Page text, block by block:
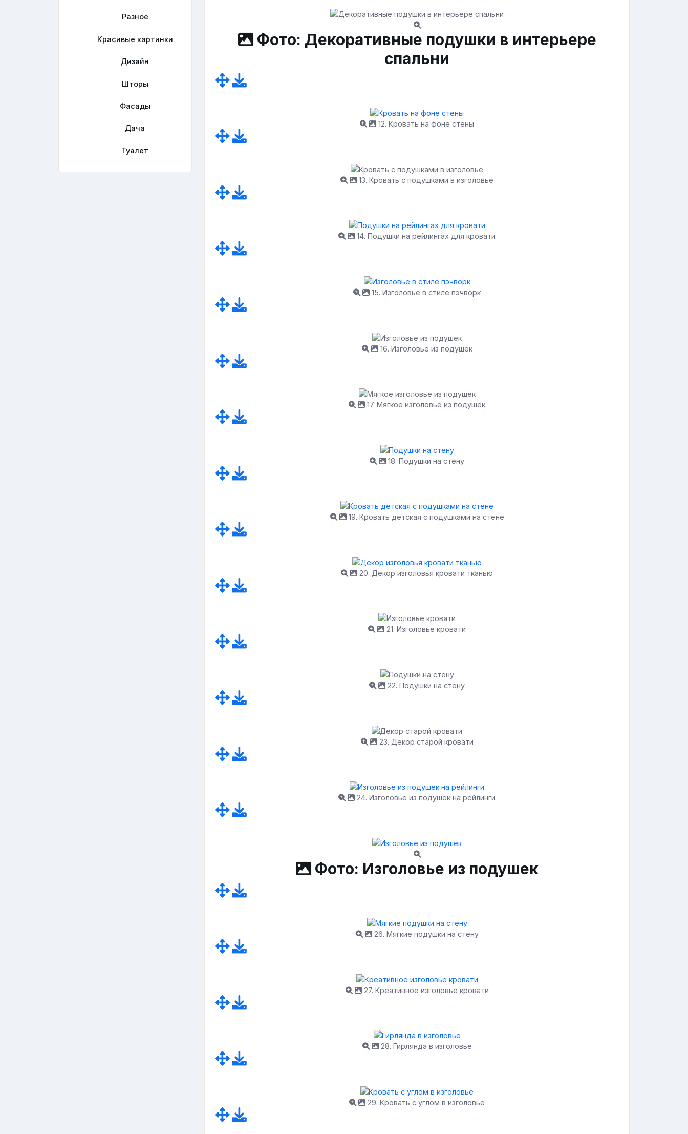
Разное
Красивые картинки
Дизайн
Шторы
Фасады
Дача
Туалет
Фото: Декоративные подушки в интерьере
спальни
12. Кровать на фоне стены
13. Кровать с подушками в изголовье
14. Подушки на рейлингах для кровати
15. Изголовье в стиле пэчворк
16. Изголовье из подушек
17. Мягкое изголовье из подушек
18. Подушки на стену
19. Кровать детская с подушками на стене
20. Декор изголовья кровати тканью
21. Изголовье кровати
22. Подушки на стену
23. Декор старой кровати
24. Изголовье из подушек на рейлинги
Фото: Изголовье из подушек
26. Мягкие подушки на стену
27. Креативное изголовье кровати
28. Гирлянда в изголовье
29. Кровать с углом в изголовье